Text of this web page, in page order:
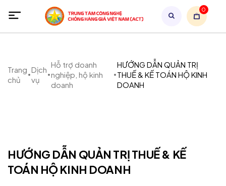
0
Trang
chủ
Dịch
vụ
Hỗ trợ doanh
nghiệp, hộ kinh
doanh
HƯỚNG DẪN QUẢN TRỊ
THUẾ & KẾ TOÁN HỘ KINH
DOANH
HƯỚNG DẪN QUẢN TRỊ THUẾ & KẾ
TOÁN HỘ KINH DOANH